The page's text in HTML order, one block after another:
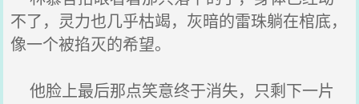
不了，灵力也几乎枯竭，灰暗的雷珠躺在棺底，
像一个被掐灭的希望。
他脸上最后那点笑意终于消失，只剩下一片